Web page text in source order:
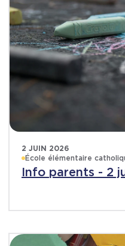
2 JUIN 2026
École élémentaire
Info parents - 2